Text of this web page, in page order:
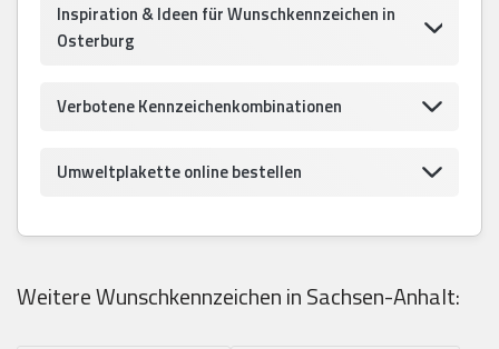
Inspiration & Ideen für Wunschkennzeichen in
Osterburg
Verbotene Kennzeichenkombinationen
Umweltplakette online bestellen
Weitere Wunschkennzeichen in Sachsen-Anhalt: